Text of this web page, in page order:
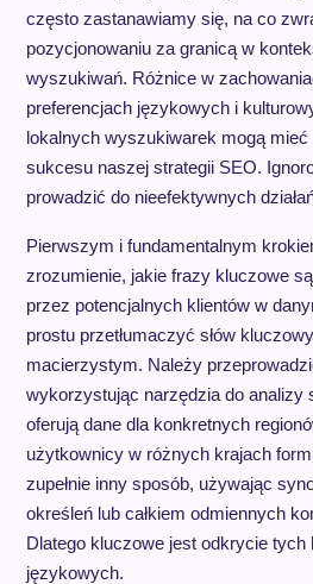
często zastanawiamy się, na co
pozycjonowaniu za granicą w
wyszukiwań. Różnice w
preferencjach językowych i
lokalnych wyszukiwarek mogą
sukcesu naszej strategii SEO.
prowadzić do nieefektywnych
Pierwszym i fundamentalnym
zrozumienie, jakie frazy kluczowe
przez potencjalnych klientów w
prostu przetłumaczyć słów
macierzystym. Należy
wykorzystując narzędzia do analizy
oferują dane dla konkretnych
użytkownicy w różnych krajach
zupełnie inny sposób, używając
określeń lub całkiem odmiennych
Dlatego kluczowe jest odkrycie tych
językowych.